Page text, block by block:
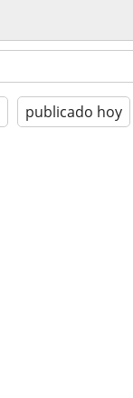
publicado hoy